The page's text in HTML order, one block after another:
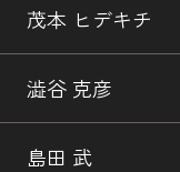
茂本 ヒデキチ
澁谷 克彦
島田 武